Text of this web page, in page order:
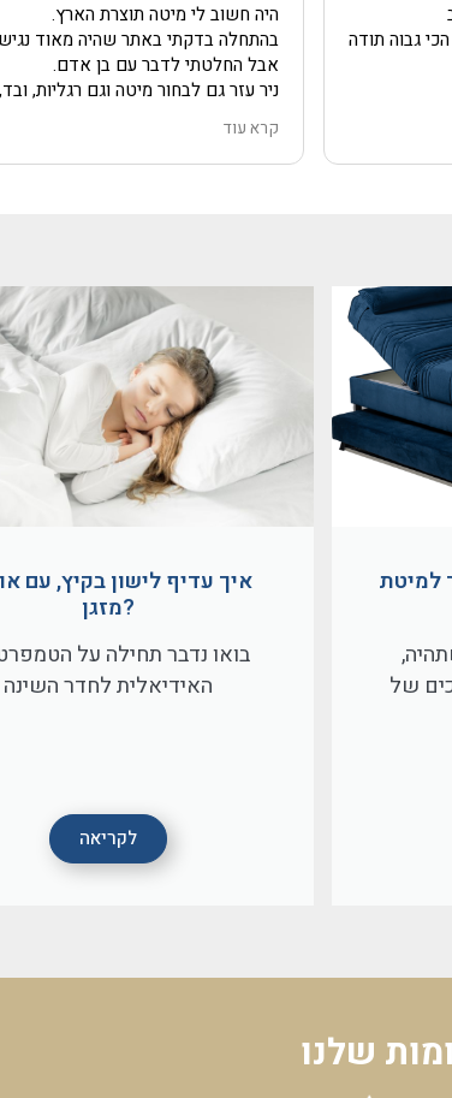
היה חשוב לי מיטה תוצרת הארץ.
בהתחלה בדקתי באתר שהיה מאוד נגיש
אבל החלטתי לדבר עם בן אדם.
ניר עזר גם לבחור מיטה וגם רגליות,
גם הייתי צריכה מנוף.
החבריה הגיעו בזמן, הכל מתואם.
גם איכות, גם שירות מכל הסוגים.
באמת הכל כמו בחלום הכי טוב!!!
ממליצה מכל הלב!!!!!
תודה ענקית שוב ושוב.
קרא עוד
גבוה תודה
איך עדיף לישון בקיץ, עם
מזגן?
בואו נדבר תחילה על
האידיאלית לחדר השינה
לקריאה
למיטת
של
שלנו